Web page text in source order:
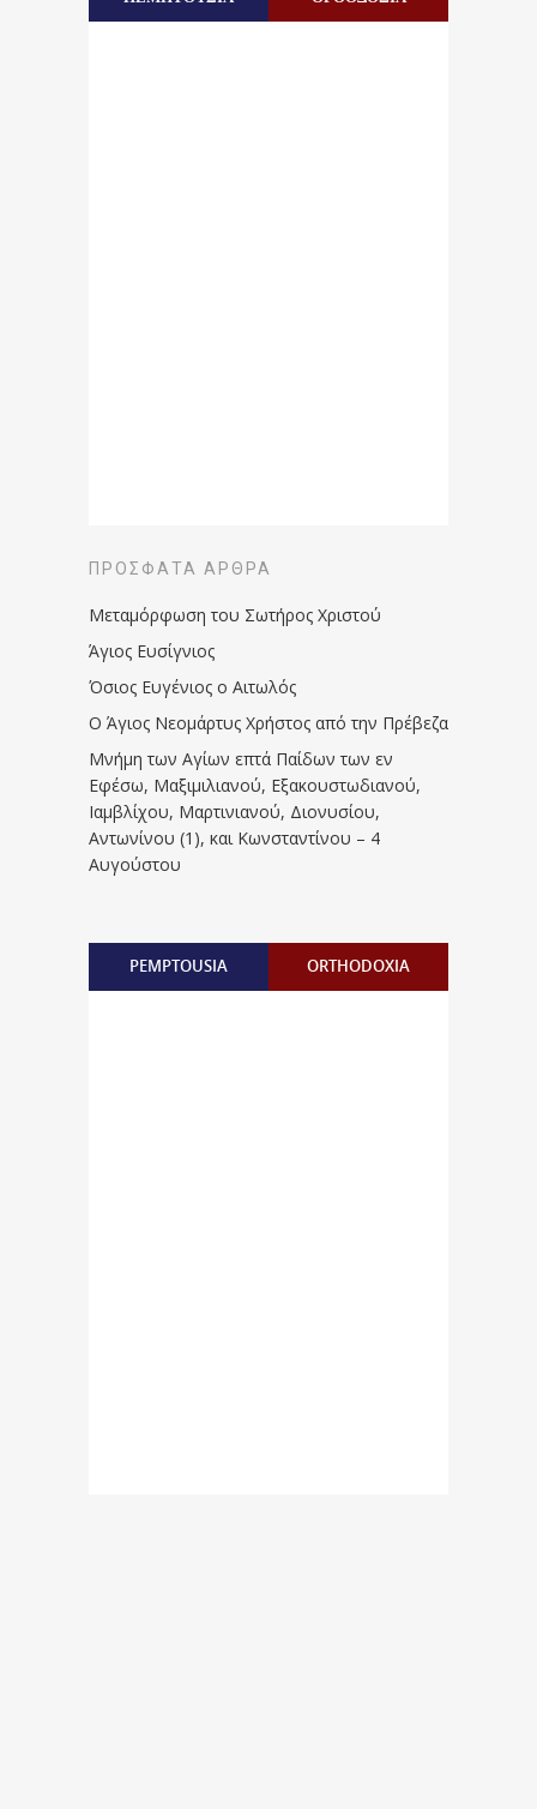
ΠΡΌΣΦΑΤΑ ΆΡΘΡΑ
Μεταμόρφωση του Σωτήρος Χριστού
Άγιος Ευσίγνιος
Όσιος Ευγένιος ο Αιτωλός
Ο Άγιος Νεομάρτυς Χρήστος από την Πρέβεζα
Μνήμη των Aγίων επτά Παίδων των εν
Eφέσω, Mαξιμιλιανού, Eξακουστωδιανού,
Iαμβλίχου, Mαρτινιανού, Διονυσίου,
Aντωνίνου (1), και Kωνσταντίνου – 4
Αυγούστου
PEMPTOUSIA ORTHODOXIA